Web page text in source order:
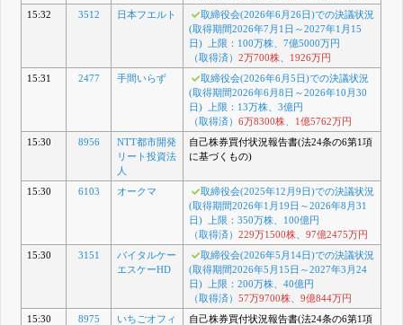
15:32
3512 日本フエルト
取締役会(2026年6月26日)での決議状況
(取得期間2026年7月1日～2027年1月15
日) 上限：100万株、7億5000万円
（取得済） 2万700株、
1926万円
15:31
2477 手間いらず
取締役会(2026年6月5日)での決議状況
(取得期間2026年6月8日～2026年10月30
日) 上限：13万株、3億円
（取得済） 6万8300株、
1億5762万円
15:30
8956
NTT都市開発
リート投資法
人
自己株券買付状況報告書(法24条の6第1項
に基づくもの)
15:30 6103 オークマ
取締役会(2025年12月9日)での決議状況
(取得期間2026年1月19日～2026年8月31
日) 上限：350万株、100億円
（取得済） 229万1500株、 97億2475万円
15:30
3151
バイタルケー
エスケーHD
取締役会(2026年5月14日)での決議状況
(取得期間2026年5月15日～2027年3月24
日) 上限：200万株、40億円
（取得済） 57万9700株、 9億844万円
15:30
8975
いちごオフィ
自己株券買付状況報告書(法24条の6第1項